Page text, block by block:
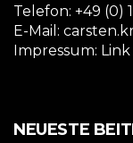
Telefon: +49 (0)
E-Mail:
Impressum: Link
NEUESTE